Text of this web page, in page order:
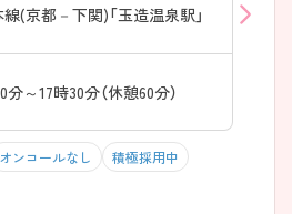
(京都－下関)「玉造温泉駅」
～17時30分（休憩60分）
オンコールなし 積極採用中